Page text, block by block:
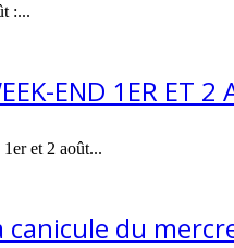
:...
END 1ER ET
et 2 août...
canicule du